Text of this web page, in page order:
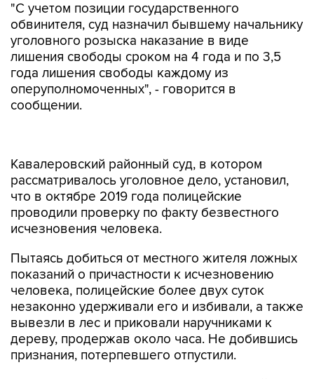
"С учетом позиции государственного
обвинителя, суд назначил бывшему начальнику
уголовного розыска наказание в виде
лишения свободы сроком на 4 года и по 3,5
года лишения свободы каждому из
оперуполномоченных", - говорится в
сообщении.
что в октябре 2019 года полицейские
проводили проверку по факту безвестного
исчезновения человека.
Пытаясь добиться от местного жителя ложных
человека, полицейские более двух суток
незаконно удерживали его и избивали, а также
вывезли в лес и приковали наручниками к
дереву, продержав около часа. Не добившись
признания, потерпевшего отпустили.
Позже было установлено, что пропавший